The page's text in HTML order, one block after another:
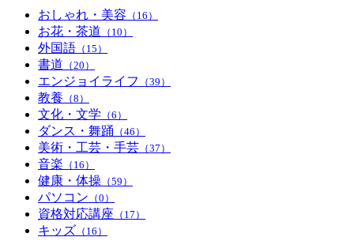
おしゃれ・美容 （16）
お花・茶道 （10）
外国語 （15）
書道 （20）
エンジョイライフ （39）
教養 （8）
文化・文学 （6）
ダンス・舞踊 （46）
美術・工芸・手芸 （37）
音楽 （16）
健康・体操 （59）
パソコン （0）
資格対応講座 （17）
キッズ （16）